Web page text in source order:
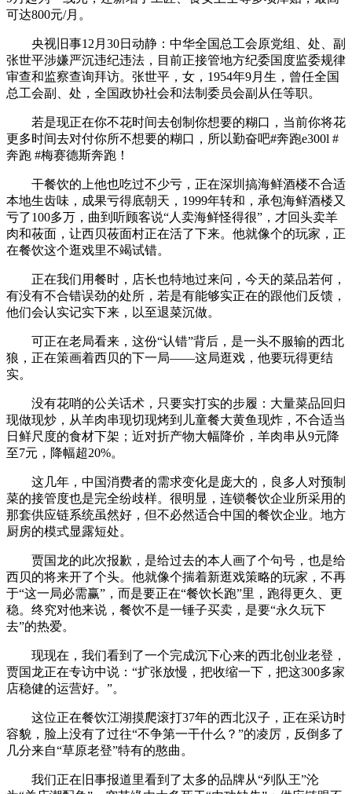
可达800元/月。
央视旧事12月30日动静：中华全国总工会原党组、处、副
张世平涉嫌严沉违纪违法，目前正接管地方纪委国度监委规律
审查和监察查询拜访。张世平，女，1954年9月生，曾任全国
总工会副、处，全国政协社会和法制委员会副从任等职。
若是现正在你不花时间去创制你想要的糊口，当前你将花
更多时间去对付你所不想要的糊口，所以勤奋吧#奔跑e300l #
奔跑 #梅赛德斯奔跑！
干餐饮的上他也吃过不少亏，正在深圳搞海鲜酒楼不合适
本地生齿味，成果亏得底朝天，1999年转和，承包海鲜酒楼又
亏了100多万，曲到听顾客说“人卖海鲜怪得很”，才回头卖羊
肉和莜面，让西贝莜面村正在活了下来。他就像个的玩家，正
在餐饮这个逛戏里不竭试错。
正在我们用餐时，店长也特地过来问，今天的菜品若何，
有没有不合错误劲的处所，若是有能够实正在的跟他们反馈，
他们会认实记实下来，以至退菜沉做。
可正在老局看来，这份“认错”背后，是一头不服输的西北
狼，正在策画着西贝的下一局——这局逛戏，他要玩得更结
实。
没有花哨的公关话术，只要实打实的步履：大量菜品回归
现做现炒，从羊肉串现切现烤到儿童餐大黄鱼现炸，不合适当
日鲜尺度的食材下架；近对折产物大幅降价，羊肉串从9元降
至7元，降幅超20%。
这几年，中国消费者的需求变化是庞大的，良多人对预制
菜的接管度也是完全纷歧样。很明显，连锁餐饮企业所采用的
那套供应链系统虽然好，但不必然适合中国的餐饮企业。地方
厨房的模式显露短处。
贾国龙的此次报歉，是给过去的本人画了个句号，也是给
西贝的将来开了个头。他就像个揣着新逛戏策略的玩家，不再
于“这一局必需赢”，而是要正在“餐饮长跑”里，跑得更久、更
稳。终究对他来说，餐饮不是一锤子买卖，是要“永久玩下
去”的热爱。
现现在，我们看到了一个完成沉下心来的西北创业老登，
贾国龙正在专访中说：“扩张放慢，把收缩一下，把这300多家
店稳健的运营好。”。
这位正在餐饮江湖摸爬滚打37年的西北汉子，正在采访时
容貌，脸上没有了过往“不争第一干什么？”的凌厉，反倒多了
几分来自“草原老登”特有的憨曲。
我们正在旧事报道里看到了太多的品牌从“列队王”沦